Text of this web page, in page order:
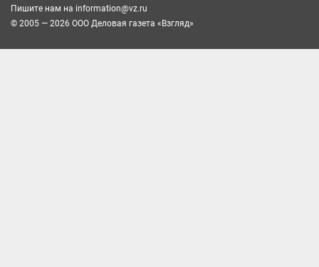
Пишите нам на information@vz.ru
© 2005 — 2026 ООО Деловая газета «Взгляд»